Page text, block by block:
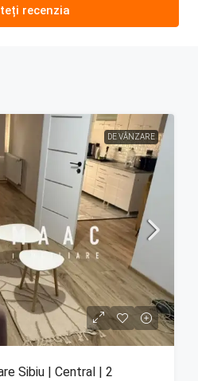
recenzia
DE VÂNZARE
Sibiu | Central | 2